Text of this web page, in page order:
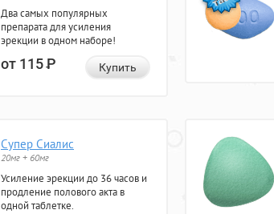
Два самых популярных
препарата для усиления
эрекции в одном наборе!
от 115Р Купить
Супер Сиалис
20мг + 60мг
Усиление эрекции до 36 часов и
продление полового акта в
одной таблетке.